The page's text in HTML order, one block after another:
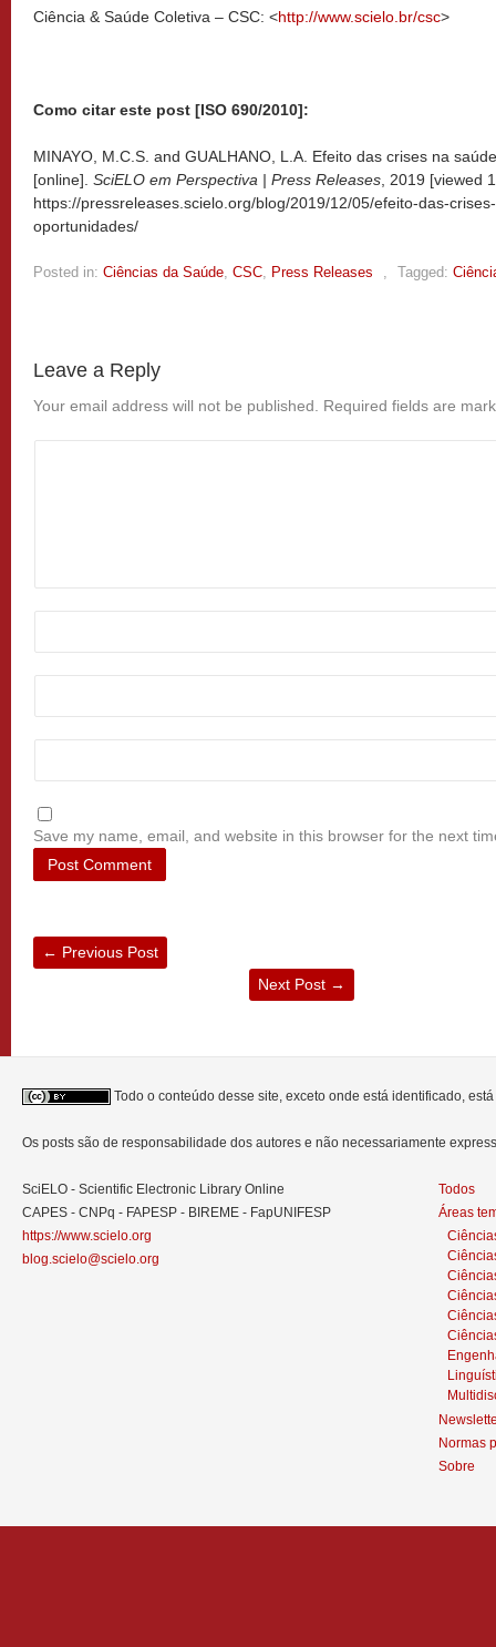
Ciência & Saúde Coletiva – CSC: <http://www.scielo.br/csc>
Como citar este post [ISO 690/2010]:
MINAYO, M.C.S. and GUALHANO, L.A. Efeito das crises na
[online]. SciELO em Perspectiva | Press Releases , 2019 [viewed
https://pressreleases.scielo.org/blog/2019/12/05/efeito-das-
oportunidades/
Posted in: Ciências da Saúde, CSC, Press Releases , Tagged:
Leave a Reply
Your email address will not be published. Required fields are
Save my name, email, and website in this browser for the next
← Previous Post
Next Post →
Todo o conteúdo desse site, exceto onde está identificado,
Os posts são de responsabilidade dos autores e não necessariamente
SciELO - Scientific Electronic Library Online
CAPES - CNPq - FAPESP - BIREME - FapUNIFESP
https://www.scielo.org
blog.scielo@scielo.org
Todos
Áreas
Normas
Sobre